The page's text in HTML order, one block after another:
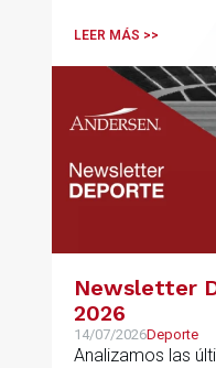
LEER MÁS >>
Newsletter
2026
14/07/2026Deporte
Analizamos las